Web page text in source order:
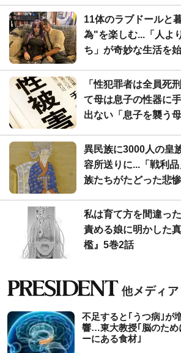
11体のラブドールと
為"を楽しむ...「人よ
ち」が奇妙な生活を
「性犯罪者は全員死
て母は息子の性器に
出ない「息子を襲う
異民族に3000人の皇
容所送りに...「戦利
族たちがたどった悲
私は育て方を間違っ
責める娘に明かした
檻』5巻2話
不足すると｢うつ病｣が
響…東大教授｢脳のため
ーにある食材｣